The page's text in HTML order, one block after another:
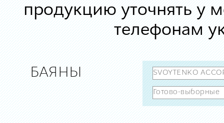
продукцию уточнять у
телефонам
БАЯНЫ